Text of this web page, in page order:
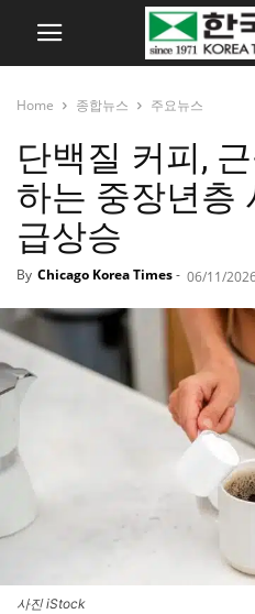
Home 종합뉴스 주요뉴스
단백질 커피,
하는 중장년층
급상승
By Chicago Korea Times- 06/11/
사진 iStock